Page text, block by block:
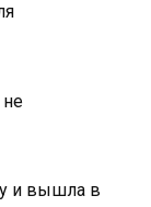
и вышла в